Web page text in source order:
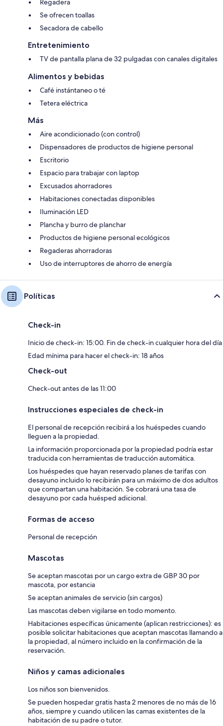
Regadera
Se ofrecen toallas
Secadora de cabello
Entretenimiento
TV de pantalla plana de 32 pulgadas con canales digitales
Alimentos y bebidas
Café instántaneo o té
Tetera eléctrica
Más
Aire acondicionado (con control)
Dispensadores de productos de higiene personal
Escritorio
Espacio para trabajar con laptop
Excusados ahorradores
Habitaciones conectadas disponibles
Iluminación LED
Plancha y burro de planchar
Productos de higiene personal ecológicos
Regaderas ahorradoras
Uso de interruptores de ahorro de energía
Políticas
Check-in
Inicio de check-in: 15:00. Fin de check-in cualquier hora del día
Edad mínima para hacer el check-in: 18 años
Check-out
Check-out antes de las 11:00
Instrucciones especiales de check-in
El personal de recepción recibirá a los huéspedes cuando
lleguen a la propiedad.
La información proporcionada por la propiedad podría estar
traducida con herramientas de traducción automática.
Los huéspedes que hayan reservado planes de tarifas con
desayuno incluido lo recibirán para un máximo de dos adultos
que compartan una habitación. Se cobrará una tasa de
desayuno por cada huésped adicional.
Formas de acceso
Personal de recepción
Mascotas
Se aceptan mascotas por un cargo extra de GBP 30 por
mascota, por estancia
Se aceptan animales de servicio (sin cargos)
Las mascotas deben vigilarse en todo momento.
Habitaciones específicas únicamente (aplican restricciones): es
posible solicitar habitaciones que aceptan mascotas llamando a
la propiedad, al número incluido en la confirmación de la
reservación.
Niños y camas adicionales
Los niños son bienvenidos.
Se pueden hospedar gratis hasta 2 menores de no más de 16
años, siempre y cuando utilicen las camas existentes de la
habitación de su padre o tutor.